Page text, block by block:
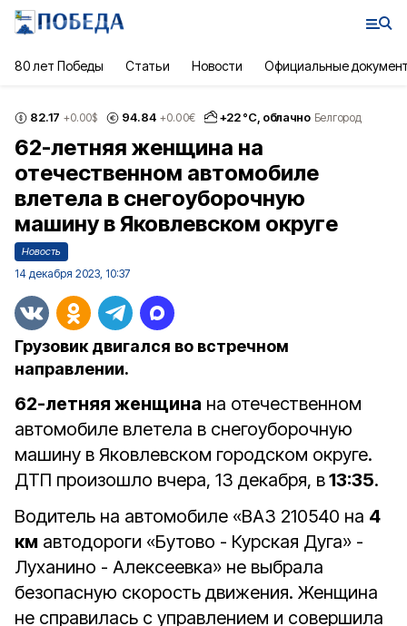
80 лет Победы Статьи Новости Официальные
82.17 +0.00$ 94.84 +0.00€ +22°С, облачно Белгород
62-летняя женщина на
отечественном автомобиле
влетела в снегоуборочную
машину в Яковлевском округе
Новость
14 декабря 2023, 10:37
Грузовик двигался во встречном
направлении.
62-летняя женщина на отечественном
автомобиле влетела в снегоуборочную
машину в Яковлевском городском округе.
ДТП произошло вчера, 13 декабря, в13:35.
Водитель на автомобиле «ВАЗ 210540 на 4
км автодороги «Бутово - Курская Дуга» -
Луханино - Алексеевка» не выбрала
безопасную скорость движения. Женщина
не справилась с управлением и совершила